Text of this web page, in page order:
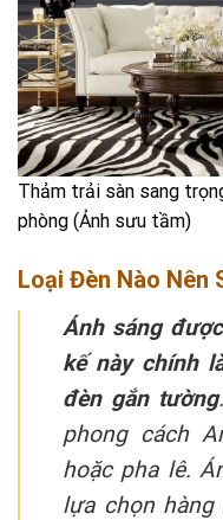
Thảm trải sàn sang
phòng (Ảnh sưu tầm)
Loại Đèn Nào Nên
Ánh sáng
kế này chính
đèn gắn tường
phong cách
hoặc pha lê.
lựa chọn hàng